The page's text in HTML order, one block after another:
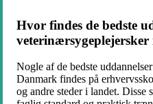
Hvor findes de bedste
Nogle af de bedste
Danmark findes på
og andre steder i landet. Disse